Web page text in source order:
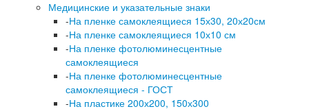
Медицинские и указательные знаки
-На пленке самоклеящиеся 15х30, 20х20см
-На пленке самоклеящиеся 10х10 см
-На пленке фотолюминесцентные
самоклеящиеся
-На пленке фотолюминесцентные
самоклеящиеся - ГОСТ
-На пластике 200х200, 150х300